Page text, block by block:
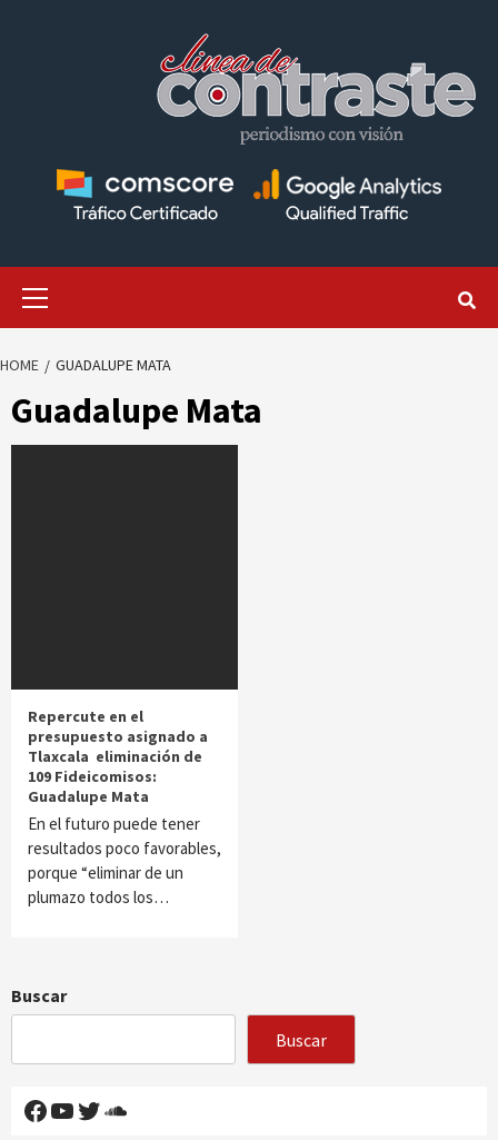
HOME GUADALUPE MATA
Guadalupe Mata
Repercute en el
presupuesto asignado a
Tlaxcala eliminación de
109 Fideicomisos:
Guadalupe Mata
En el futuro puede tener
resultados poco favorables,
porque “eliminar de un
plumazo todos los…
Buscar
Buscar
Facebook
YouTube
Twitter
SoundCloud